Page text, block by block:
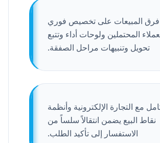
المبيعات على تخصيص فوري
المحتملين ولوحات أداء وتتبع
تحويل وتنبيهات مراحل الصفقة.
مع التجارة الإلكترونية وأنظمة
نقاط البيع يضمن انتقالاً سلساً من
الاستفسار إلى تأكيد الطلب.